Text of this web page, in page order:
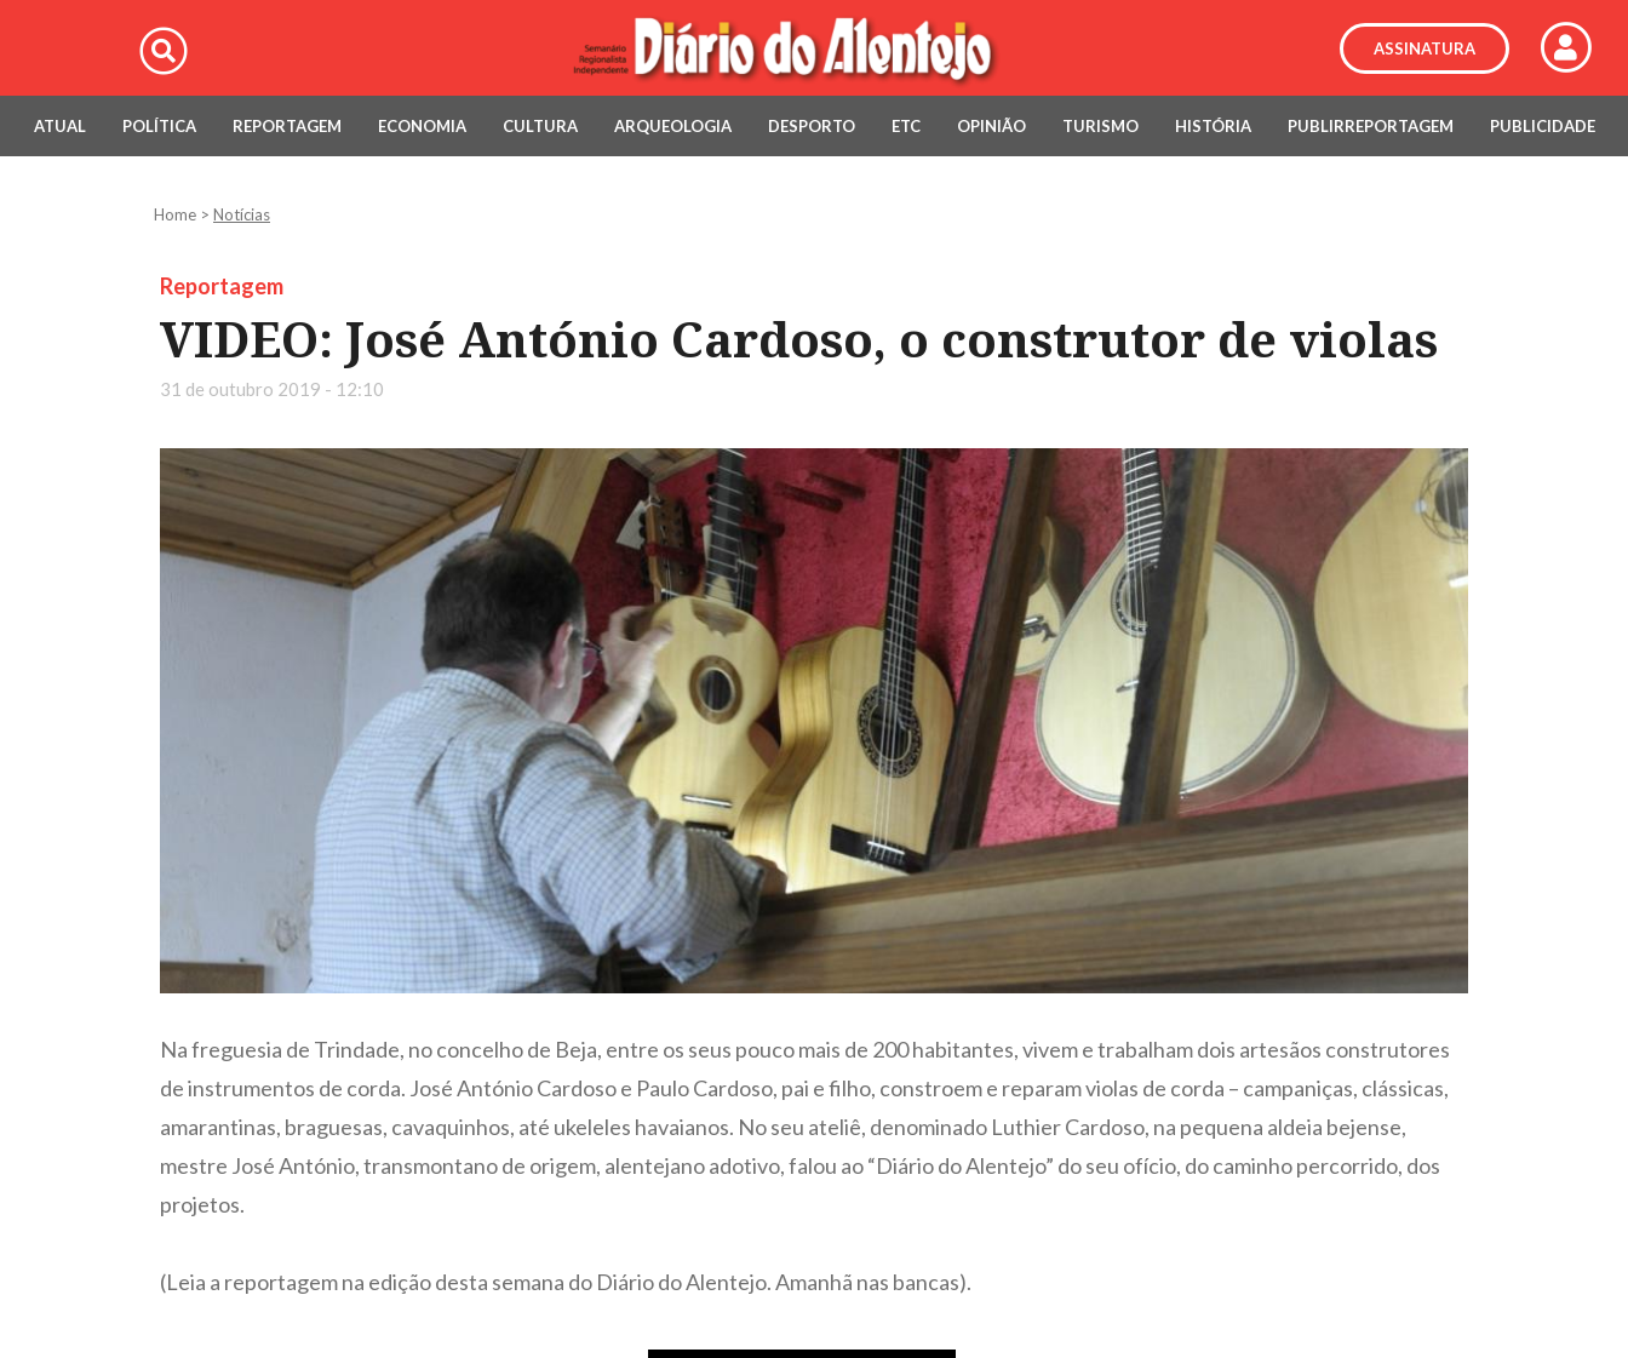
ASSINATURA
ATUAL POLÍTICA REPORTAGEM ECONOMIA CULTURA ARQUEOLOGIA DESPORTO ETC OPINIÃO TURISMO HISTÓRIA PUBLIRREPORTAGEM PUBLICIDADE
Home > Notícias
Reportagem
VIDEO: José António Cardoso, o construtor de violas
31 de outubro 2019 - 12:10
Na freguesia de Trindade, no concelho de Beja, entre os seus pouco mais de 200 habitantes, vivem e trabalham dois artesãos construtores
de instrumentos de corda. José António Cardoso e Paulo Cardoso, pai e filho, constroem e reparam violas de corda – campaniças, clássicas,
amarantinas, braguesas, cavaquinhos, até ukeleles havaianos. No seu ateliê, denominado Luthier Cardoso, na pequena aldeia bejense,
mestre José António, transmontano de origem, alentejano adotivo, falou ao “Diário do Alentejo” do seu ofício, do caminho percorrido, dos
projetos.
(Leia a reportagem na edição desta semana do Diário do Alentejo. Amanhã nas bancas).